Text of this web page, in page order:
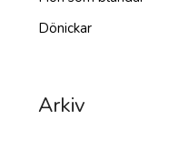
Dönickar
Arkiv